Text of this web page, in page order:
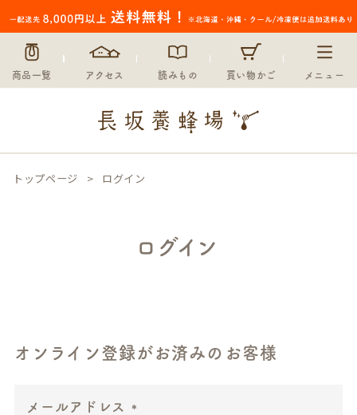
商品一覧 アクセス 読みもの 買い物かご メニュー
トップページ ログイン
ログイン
オンライン登録がお済みのお客様
メールアドレス